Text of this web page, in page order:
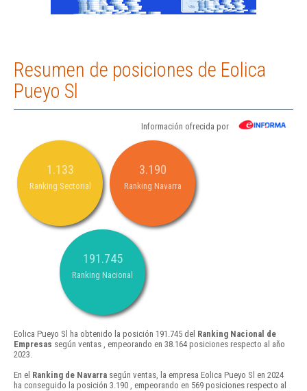
Resumen de posiciones de Eolica
Pueyo Sl
Información ofrecida por
1.133
Ranking Sectorial
3.190
Ranking Navarra
191.745
Ranking Nacional
Eolica Pueyo Sl ha obtenido la posición 191.745 del Ranking Nacional de
Empresas según ventas , empeorando en 38.164 posiciones respecto al año
2023.
En el Ranking de Navarra según ventas, la empresa Eolica Pueyo Sl en 2024
ha conseguido la posición 3.190 , empeorando en 569 posiciones respecto al